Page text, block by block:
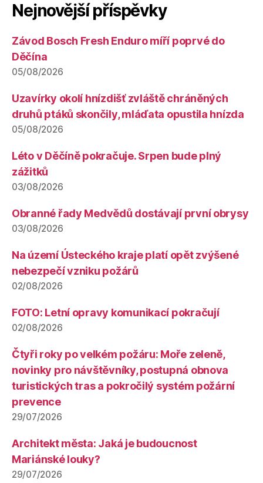
Nejnovější příspěvky
Závod Bosch Fresh Enduro míří poprvé do
Děčína
05/08/2026
Uzavírky okolí hnízdišť zvláště chráněných
druhů ptáků skončily, mláďata opustila hnízda
05/08/2026
Léto v Děčíně pokračuje. Srpen bude plný
zážitků
03/08/2026
Obranné řady Medvědů dostávají první obrysy
03/08/2026
Na území Ústeckého kraje platí opět zvýšené
nebezpečí vzniku požárů
02/08/2026
FOTO: Letní opravy komunikací pokračují
02/08/2026
Čtyři roky po velkém požáru: Moře zeleně,
novinky pro návštěvníky, postupná obnova
turistických tras a pokročilý systém požární
prevence
29/07/2026
Architekt města: Jaká je budoucnost
Mariánské louky?
29/07/2026